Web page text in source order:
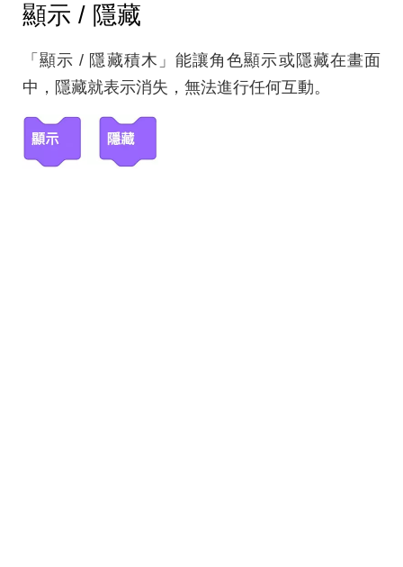
顯示 / 隱藏
「顯示 / 隱藏積木」能讓角色顯示或隱藏在畫面
中，隱藏就表示消失，無法進行任何互動。